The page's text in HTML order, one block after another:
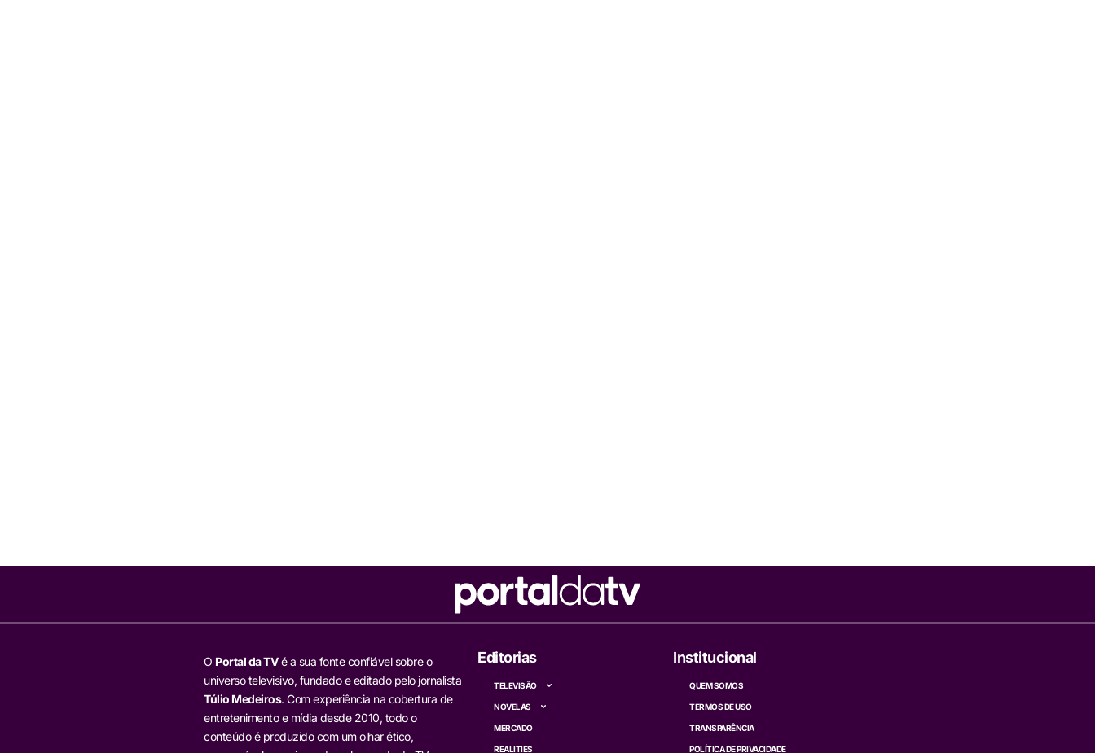
O Portal da TVé a sua fonte confiável sobre o
universo televisivo, fundado e editado pelo jornalista
Túlio Medeiros. Com experiência na cobertura de
entretenimento e mídia desde 2010, todo o
conteúdo é produzido com um olhar ético,
Editorias
TELEVISÃO
NOVELAS
MERCADO
REALITIES
Institucional
QUEM SOMOS
TERMOS DE USO
TRANSPARÊNCIA
POLÍTICA DE PRIVACIDADE